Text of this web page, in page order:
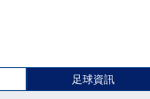
足球資訊